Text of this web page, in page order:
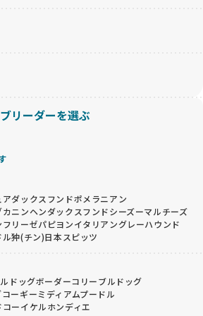
ブリーダーを選ぶ
アダックスフンドポメラニアン
カニンヘンダックスフンドシーズーマルチーズ
フリーゼパピヨンイタリアングレーハウンド
ル狆(チン)日本スピッツ
ドッグボーダーコリーブルドッグ
コーギーミディアムプードル
コーイケルホンディエ